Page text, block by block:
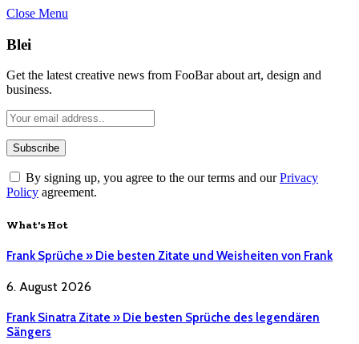
Close Menu
Blei
Get the latest creative news from FooBar about art, design and
business.
By signing up, you agree to the our terms and ourPrivacy
Policy agreement.
What's Hot
Frank Sprüche » Die besten Zitate und Weisheiten von Frank
6. August 2026
Frank Sinatra Zitate » Die besten Sprüche des legendären
Sängers